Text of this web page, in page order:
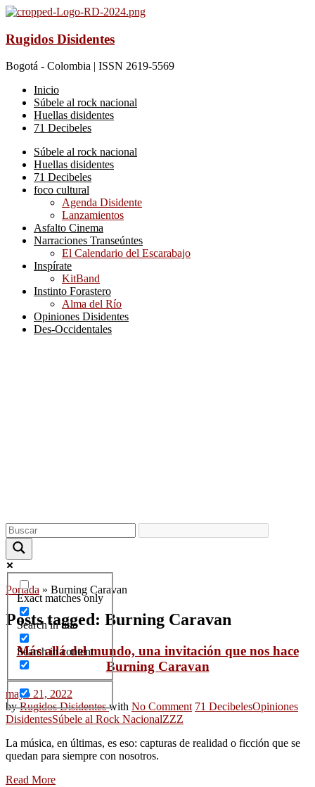
Rugidos Disidentes
Bogotá - Colombia | ISSN 2619-5569
Inicio
Súbele al rock nacional
Huellas disidentes
71 Decibeles
Súbele al rock nacional
Huellas disidentes
71 Decibeles
foco cultural
Agenda Disidente
Lanzamientos
Asfalto Cinema
Narraciones Transeúntes
El Calendario del Escarabajo
Inspírate
KitBand
Instinto Forastero
Alma del Río
Opiniones Disidentes
Des-Occidentales
Exact matches only
Search in title
Search in content
Portada » Burning Caravan
Posts tagged: Burning Caravan
Más allá del mundo, una invitación que nos hace
Burning Caravan
mayo 21, 2022
by Rugidos Disidenteswith No Comment 71 DecibelesOpiniones
DisidentesSúbele al Rock NacionalZZZ
La música, en últimas, es eso: capturas de realidad o ficción que se
quedan para siempre con nosotros.
Read More